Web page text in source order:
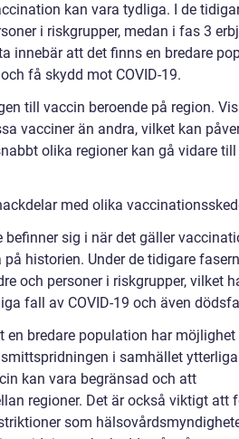
kan vara tydliga. I de
i riskgrupper, medan i fas 3
innebär att det finns en bredare
få skydd mot COVID-19.
till vaccin beroende på region.
vacciner än andra, vilket kan
olika regioner kan gå vidare
med olika
sig i när det gäller
historien. Under de tidigare
och personer i riskgrupper, vilket
fall av COVID-19 och även
en bredare population har
i samhället
kan vara begränsad och att
regioner. Det är också viktigt att
som